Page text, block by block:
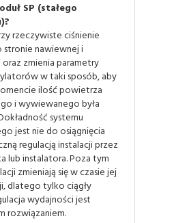
SP (stałego
rzeczywiste ciśnienie
stronie nawiewnej i
zmienia parametry
w taki sposób, aby
ilość powietrza
i wywiewanego była
systemu
jest nie do osiągnięcia
regulacją instalacji przez
lub instalatora. Poza tym
zmieniają się w czasie jej
dlatego tylko ciągły
wydajności jest
rozwiązaniem.